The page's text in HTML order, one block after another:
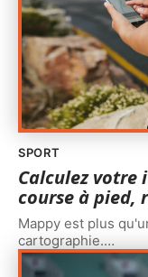
SPORT
Calculez votre
course à pied,
Mappy est plus
cartographie.…